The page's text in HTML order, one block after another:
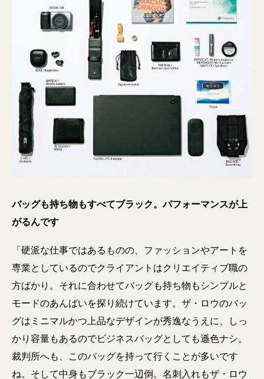
バッグも持ち物もすべてブラック。パフォーマンスが上
がるんです
「硬派な仕事ではあるものの、ファッションやアートを
専業としているのでクライアントはクリエイティブ職の
方ばかり。それに合わせてバッグも持ち物もシンプルと
モードのあんばいを探り続けています。ザ・ロウのバッ
グはミニマルかつ上品なデザインが秀逸なうえに、しっ
かり容量もあるのでビジネスバッグとしても遜色ナシ。
裁判所へも、このバッグを持って行くことが多いです
ね。そして中身もブラック一辺倒。名刺入れもザ・ロウ